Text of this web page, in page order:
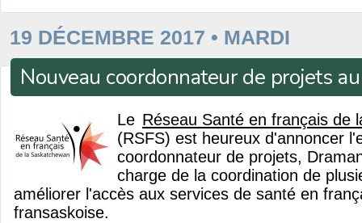
19 DÉCEMBRE 2017 • MARDI
Nouveau coordonnateur de projets au
Le Réseau Santé en français de
(RSFS) est heureux d'annoncer
coordonnateur de projets,
charge de la coordination de
améliorer l'accès aux services de santé en
fransaskoise.